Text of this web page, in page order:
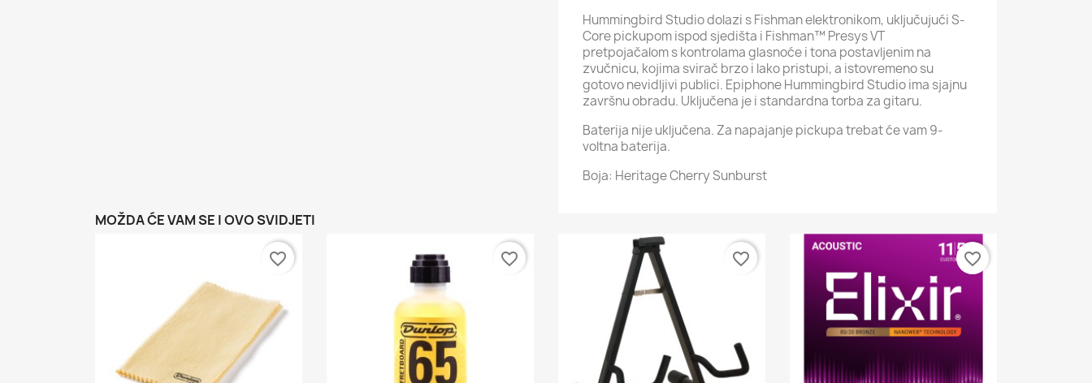
Hummingbird Studio dolazi s Fishman elektronikom, uključujući S-
Core pickupom ispod sjedišta i Fishman™ Presys VT
pretpojačalom s kontrolama glasnoće i tona postavljenim na
zvučnicu, kojima svirač brzo i lako pristupi, a istovremeno su
gotovo nevidljivi publici. Epiphone Hummingbird Studio ima sjajnu
završnu obradu. Uključena je i standardna torba za gitaru.
Baterija nije uključena. Za napajanje pickupa trebat će vam 9-
voltna baterija.
Boja: Heritage Cherry Sunburst
MOŽDA ĆE VAM SE I OVO SVIDJETI
favorite_border favorite_border favorite_border favorite_border